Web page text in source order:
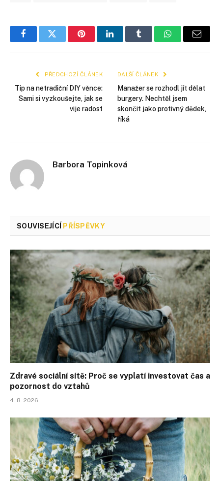
FacebookTwitter PinterestLinkedInTumblr WhatsApp
E-
PŘEDCHOZÍ ČLÁNEK
Tip na netradiční DIY věnce:
Sami si vyzkoušejte, jak se
vije radost
DALŠÍ ČLÁNEK
Manažer se rozhodl jít dělat
burgery. Nechtěl jsem
skončit jako protivný dědek,
říká
Barbora Topinková
SOUVISEJÍCÍ PŘÍSPĚVKY
Zdravé sociální sítě: Proč se vyplatí investovat čas a
pozornost do vztahů
4. 8. 2026